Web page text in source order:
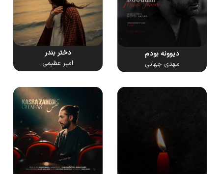
دیوونه بودم
مهدی جهانی
دختر بندر
امیر عظیمی